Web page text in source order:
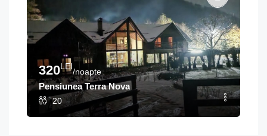
320LEI
/noapte
Pensiunea Terra Nova
20